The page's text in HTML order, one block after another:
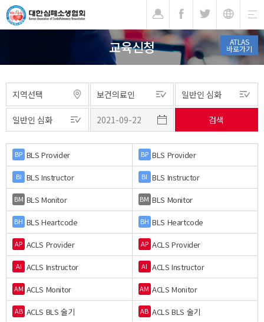
ATLAS
바로가기
교육신청
BP BLS Provider BP BLS Provider
BI BLS Instructor BI BLS Instructor
BM BLS Monitor BM BLS Monitor
BH BLS Heartcode BH BLS Heartcode
AP ACLS Provider AP ACLS Provider
AI ACLS Instructor AI ACLS Instructor
AM ACLS Monitor AM ACLS Monitor
AB ACLS BLS 술기 AB ACLS BLS 술기